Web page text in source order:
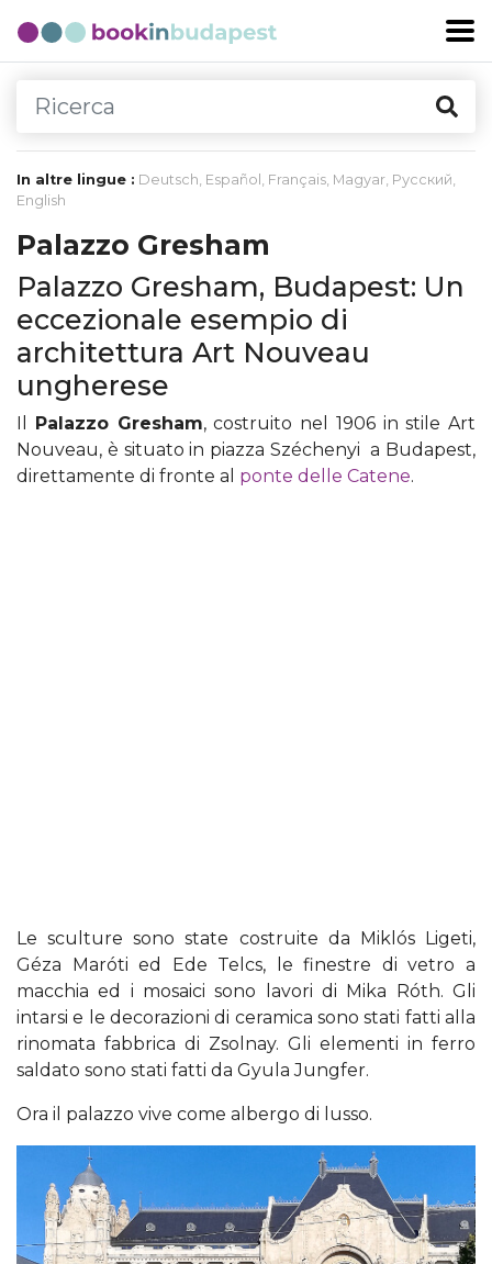
In altre lingue : Deutsch, Español , Français, Magyar, Русский,
English
Palazzo Gresham
Palazzo Gresham, Budapest: Un
eccezionale esempio di
architettura Art Nouveau
ungherese
Il Palazzo Gresham, costruito nel 1906 in stile Art
Nouveau, è situato in piazza Széchenyi a Budapest,
direttamente di fronte al ponte delle Catene.
Le sculture sono state costruite da Miklós Ligeti,
Géza Maróti ed Ede Telcs, le finestre di vetro a
macchia ed i mosaici sono lavori di Mika Róth. Gli
intarsi e le decorazioni di ceramica sono stati fatti alla
rinomata fabbrica di Zsolnay. Gli elementi in ferro
saldato sono stati fatti da Gyula Jungfer.
Ora il palazzo vive come albergo di lusso.